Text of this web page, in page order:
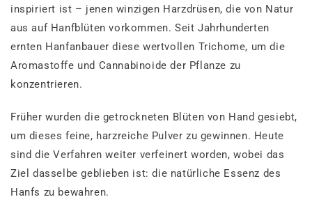
inspiriert ist – jenen winzigen Harzdrüsen, die von Natur
aus auf Hanfblüten vorkommen. Seit Jahrhunderten
ernten Hanfanbauer diese wertvollen Trichome, um die
Aromastoffe und Cannabinoide der Pflanze zu
konzentrieren.
Früher wurden die getrockneten Blüten von Hand gesiebt,
um dieses feine, harzreiche Pulver zu gewinnen. Heute
sind die Verfahren weiter verfeinert worden, wobei das
Ziel dasselbe geblieben ist: die natürliche Essenz des
Hanfs zu bewahren.